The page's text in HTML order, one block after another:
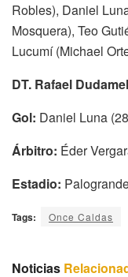
Robles), Daniel
Mosquera), Teo
Lucumí (Michael
DT. Rafael
Gol: Daniel Luna
Árbitro: Éder
Estadio:
Tags: Once Caldas
Noticias